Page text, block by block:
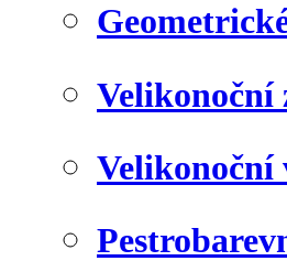
Velikonoční
Velikonoční